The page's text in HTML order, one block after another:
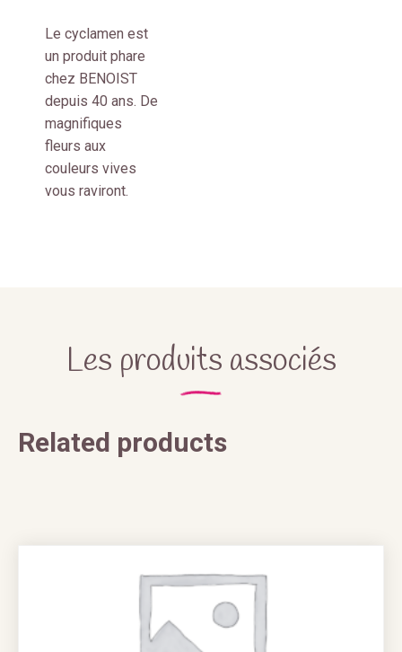
Le cyclamen est
un produit phare
chez BENOIST
depuis 40 ans. De
magnifiques
fleurs aux
couleurs vives
vous raviront.
Les produits associés
Related products